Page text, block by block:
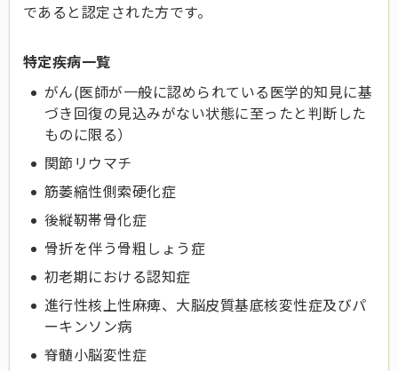
であると認定された方です。
特定疾病一覧
がん(医師が一般に認められている医学的知見に基
づき回復の見込みがない状態に至ったと判断した
ものに限る）
関節リウマチ
筋萎縮性側索硬化症
後縦靭帯骨化症
骨折を伴う骨粗しょう症
初老期における認知症
進行性核上性麻痺、大脳皮質基底核変性症及びパ
ーキンソン病
脊髄小脳変性症